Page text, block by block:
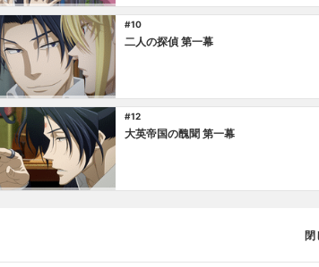
#10
二人の探偵 第一幕
#12
大英帝国の醜聞 第一幕